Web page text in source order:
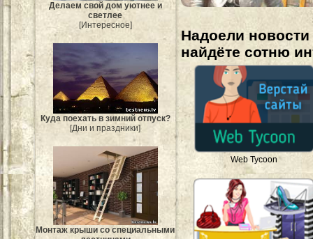
Делаем свой дом уютнее и
светлее
[Интересное]
Куда поехать в зимний отпуск?
[Дни и праздники]
Монтаж крыши со специальными
Надоели
найдёте сотню
Web Tycoon